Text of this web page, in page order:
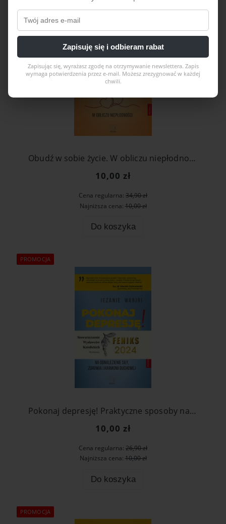
Obudź w sobie życie. W obliczu niepłodności
10,00 zł
Cena regularna: 34,90 zł
Najniższa cena:10,00 zł
Do koszyka
Pokonaj depresję! Praktyczne sposoby na odnalezienie siły, zdrowia i harmonii duchowej
10,00 zł
Cena regularna: 26,90 zł
Najniższa cena:10,00 zł
Do koszyka
PROMOCJA
PROMOCJA
Zapisuję się i odbieram rabat
Zapisując się, wyrażasz zgodę na otrzymywanie newslettera. Zapis
wymaga potwierdzenia przez e-mail. Możesz zrezygnować w każdej
chwili.